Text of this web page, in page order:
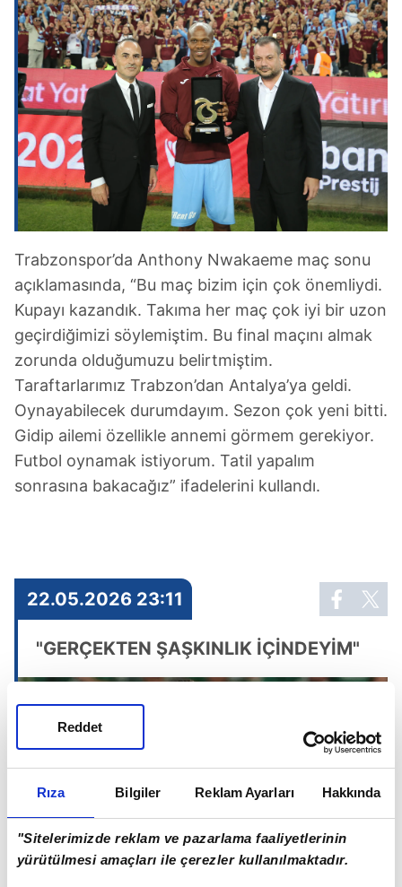
Rıza Bilgiler Reklam Ayarları Hakkında
"Sitelerimizde reklam ve pazarlama faaliyetlerinin
yürütülmesi amaçları ile çerezler kullanılmaktadır.
Reddet
Trabzonspor’da Anthony Nwakaeme maç sonu
açıklamasında, “Bu maç bizim için çok önemliydi.
Kupayı kazandık. Takıma her maç çok iyi bir uzon
geçirdiğimizi söylemiştim. Bu final maçını almak
zorunda olduğumuzu belirtmiştim.
Taraftarlarımız Trabzon’dan Antalya’ya geldi.
Oynayabilecek durumdayım. Sezon çok yeni bitti.
Gidip ailemi özellikle annemi görmem gerekiyor.
Futbol oynamak istiyorum. Tatil yapalım
sonrasına bakacağız” ifadelerini kullandı.
22.05.2026 23:11
"GERÇEKTEN ŞAŞKINLIK İÇİNDEYİM"